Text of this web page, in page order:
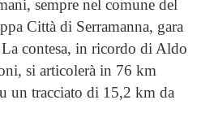
sempre nel comune del
Città di Serramanna, gara
contesa, in ricordo di Aldo
si articolerà in 76 km
un tracciato di 15,2 km da